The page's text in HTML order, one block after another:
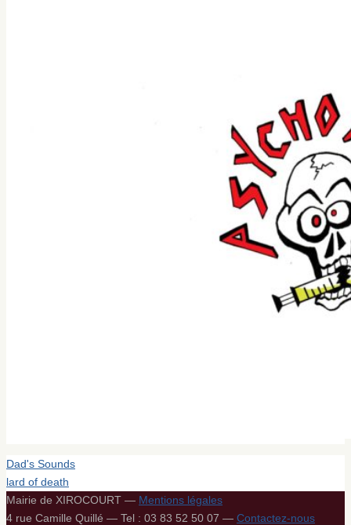
Dad's Sounds
lard of death
Mairie de XIROCOURT — Mentions légales
4 rue Camille Quillé — Tel : 03 83 52 50 07 — Contactez-nous